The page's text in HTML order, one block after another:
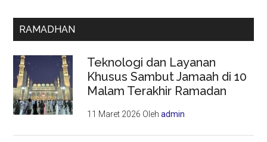
RAMADHAN
Teknologi dan Layanan
Khusus Sambut Jamaah di 10
Malam Terakhir Ramadan
11 Maret 2026 Olehadmin